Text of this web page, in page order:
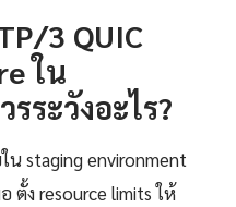
3 QUIC
ใน
ระวังอะไร?
staging environment
ตั้ง resource limits ให้